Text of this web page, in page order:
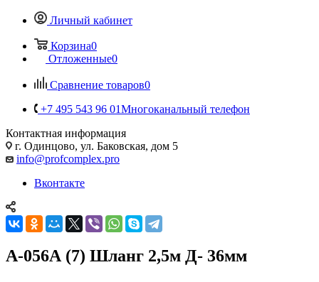
Личный кабинет
Корзина0
Отложенные0
Сравнение товаров0
+7 495 543 96 01Многоканальный телефон
Контактная информация
г. Одинцово, ул. Баковская, дом 5
info@profcomplex.pro
Вконтакте
А-056А (7) Шланг 2,5м Д- 36мм